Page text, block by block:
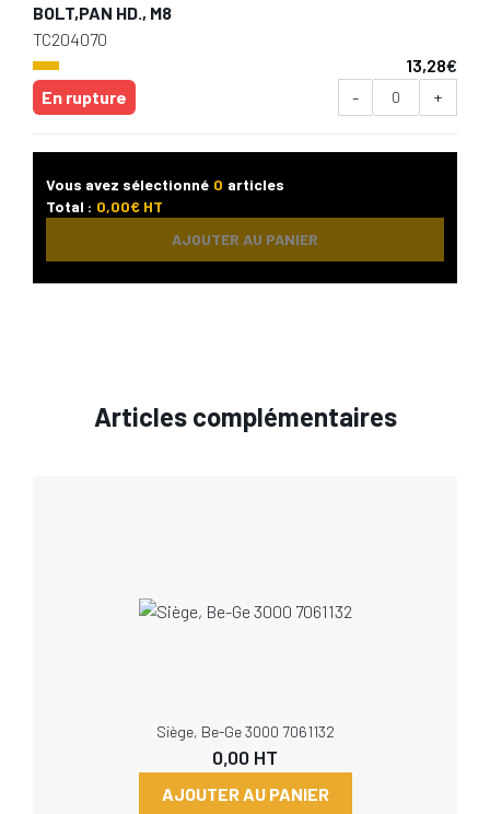
BOLT,PAN HD., M8
TC204070
13,28€
En rupture
- +
Vous avez sélectionné 0 articles
Total : 0,00€ HT
AJOUTER AU PANIER
Articles complémentaires
Siège, Be-Ge 3000 7061132
0,00 HT
AJOUTER AU PANIER